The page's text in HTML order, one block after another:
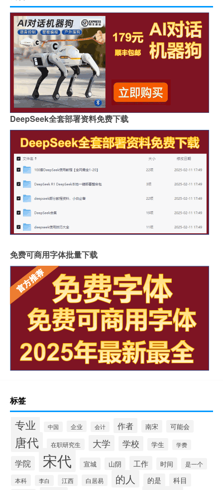
DeepSeek全套部署资料免费下载
免费可商用字体批量下载
标签
专业 中国 企业 会计 作者 南宋 可能会
唐代 在职研究生 大学 学校 学生 学费
学院 宋代 宣城 山阴 工作 时间
是一个
本科
李白 江西 白居易 的人 的是 科目